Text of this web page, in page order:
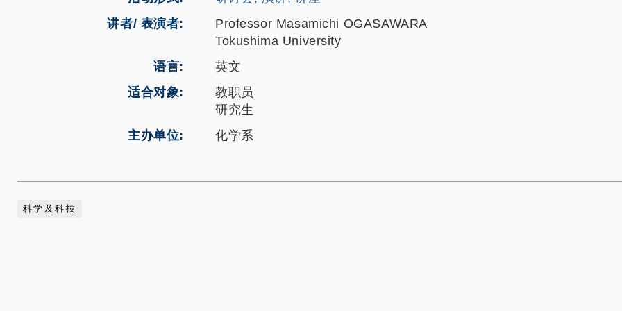
讲者/ 表演者:
Professor Masamichi OGASAWARA
Tokushima University
语言
英文
适合对象
教职员
研究生
主办单位
化学系
科学及科技